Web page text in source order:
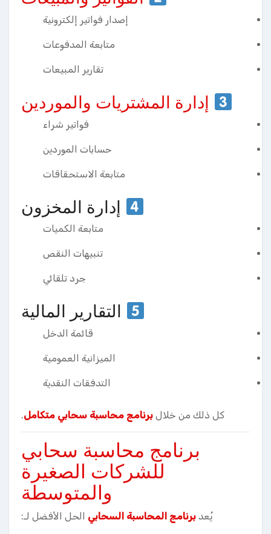
إصدار فواتير إلكترونية
متابعة المدفوعات
تقارير المبيعات
إدارة المشتريات والموردين
فواتير شراء
حسابات الموردين
متابعة الاستحقاقات
إدارة المخزون
متابعة الكميات
تنبيهات النقص
جرد تلقائي
التقارير المالية
قائمة الدخل
الميزانية العمومية
التدفقات النقدية
كل ذلك من خلال برنامج محاسبة سحابي متكامل.
برنامج محاسبة سحابي
للشركات الصغيرة
والمتوسطة
يُعد برنامج المحاسبة السحابي الحل الأفضل لـ: